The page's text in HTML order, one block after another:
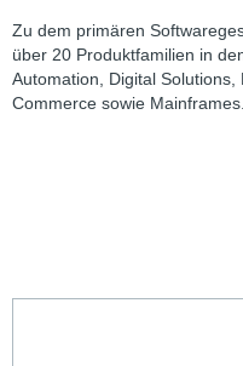
Zu dem primären
über 20 Produktfamilien in
Automation, Digital
Commerce sowie Mainframes.